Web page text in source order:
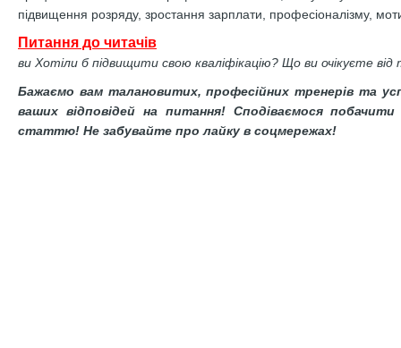
підвищення розряду, зростання зарплати, професіоналізму,
Питання до читачів
ви Хотіли б підвищити свою кваліфікацію? Що ви очікуєте від
Бажаємо вам талановитих, професійних тренерів та
ваших відповідей на питання! Сподіваємося
статтю! Не забувайте про лайку в соцмережах!